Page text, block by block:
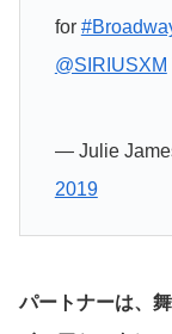
for
@SIRIUSXM
— Julie
2019
パートナーは、